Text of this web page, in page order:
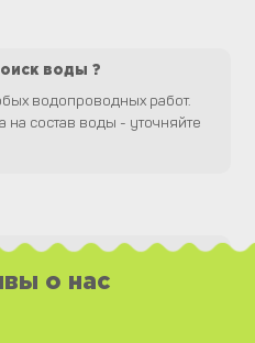
воды ?
водопроводных работ.
на состав воды - уточняйте
и необходимые
о нас